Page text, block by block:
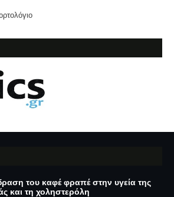
του καφέ φραπέ στην υγεία της
και τη χοληστερόλη